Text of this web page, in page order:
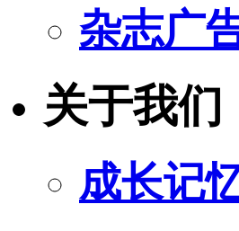
杂志广
关于我们
成长记